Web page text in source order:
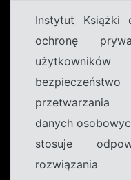
Instytut Książki
ochronę
bezpieczeństwo
danych
stosuje
rozwiązania